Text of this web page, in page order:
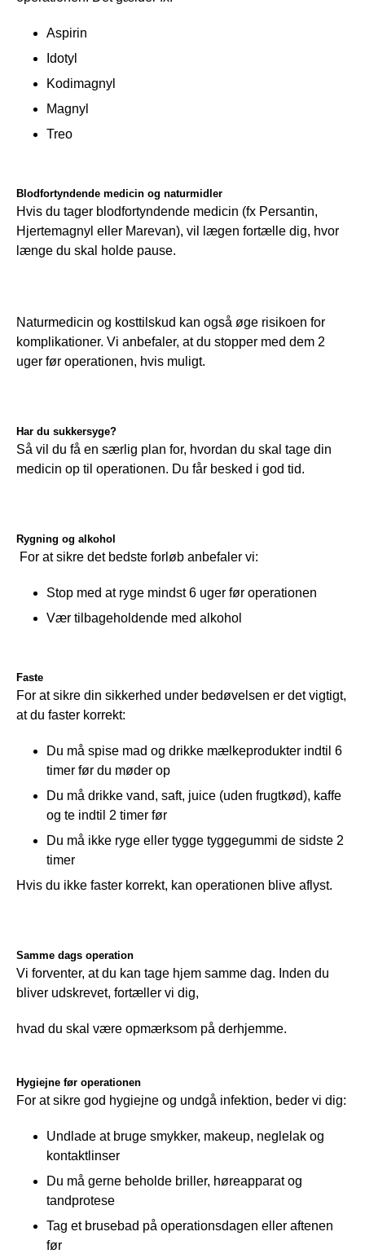
Aspirin
Idotyl
Kodimagnyl
Magnyl
Treo
Blodfortyndende medicin og naturmidler
Hvis du tager blodfortyndende medicin (fx Persantin,
Hjertemagnyl eller Marevan), vil lægen fortælle dig, hvor
længe du skal holde pause.
Naturmedicin og kosttilskud kan også øge risikoen for
komplikationer. Vi anbefaler, at du stopper med dem 2
uger før operationen, hvis muligt.
Har du sukkersyge?
Så vil du få en særlig plan for, hvordan du skal tage din
medicin op til operationen. Du får besked i god tid.
Rygning og alkohol
For at sikre det bedste forløb anbefaler vi:
Stop med at ryge mindst 6 uger før operationen
Vær tilbageholdende med alkohol
Faste
For at sikre din sikkerhed under bedøvelsen er det vigtigt,
at du faster korrekt:
Du må spise mad og drikke mælkeprodukter indtil 6
timer før du møder op
Du må drikke vand, saft, juice (uden frugtkød), kaffe
og te indtil 2 timer før
Du må ikke ryge eller tygge tyggegummi de sidste 2
timer
Hvis du ikke faster korrekt, kan operationen blive aflyst.
Samme dags operation
Vi forventer, at du kan tage hjem samme dag. Inden du
bliver udskrevet, fortæller vi dig,
hvad du skal være opmærksom på derhjemme.
Hygiejne før operationen
For at sikre god hygiejne og undgå infektion, beder vi dig:
Undlade at bruge smykker, makeup, neglelak og
kontaktlinser
Du må gerne beholde briller, høreapparat og
tandprotese
Tag et brusebad på operationsdagen eller aftenen
før